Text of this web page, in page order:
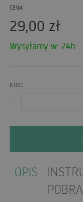
CENA
29,00 zł
Wysyłamy w: 24h
ILOŚĆ
-
OPIS